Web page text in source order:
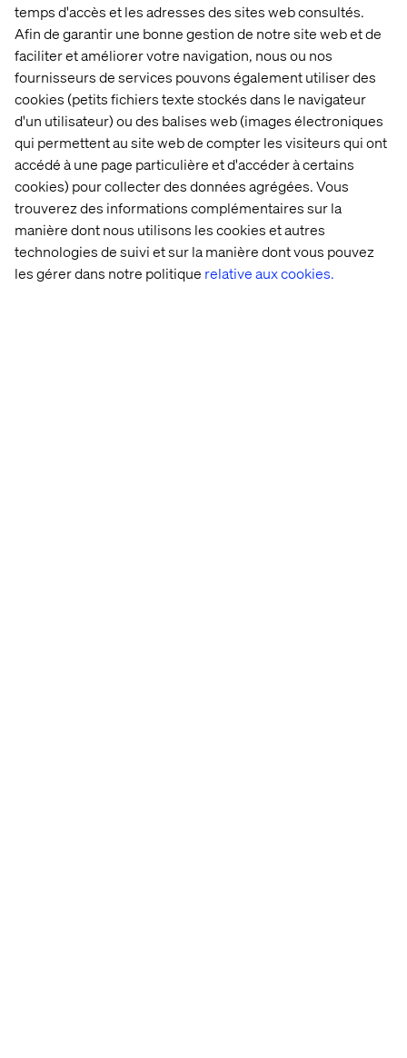
temps d'accès et les adresses des sites web consultés.
Afin de garantir une bonne gestion de notre site web et de
faciliter et améliorer votre navigation, nous ou nos
fournisseurs de services pouvons également utiliser des
cookies (petits fichiers texte stockés dans le navigateur
d'un utilisateur) ou des balises web (images électroniques
qui permettent au site web de compter les visiteurs qui ont
accédé à une page particulière et d'accéder à certains
cookies) pour collecter des données agrégées. Vous
trouverez des informations complémentaires sur la
manière dont nous utilisons les cookies et autres
technologies de suivi et sur la manière dont vous pouvez
les gérer dans notre politique relative aux cookies.